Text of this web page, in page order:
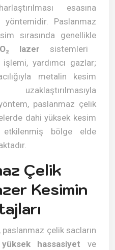
esasına
Paslanmaz
sırasında genellikle
lazer sistemleri
işlemi, yardımcı gazlar;
metalin kesim
paslanmaz çelik
dahi yüksek kesim
etkilenmiş bölge elde
Çelik
Kesimin
paslanmaz çelik sacların
yüksek hassasiyet ve